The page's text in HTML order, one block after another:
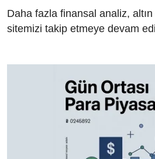
Daha fazla finansal analiz,
sitemizi takip etmeye devam